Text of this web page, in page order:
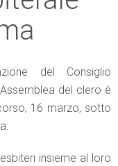
del Consiglio
del clero è
16 marzo, sotto
insieme al loro